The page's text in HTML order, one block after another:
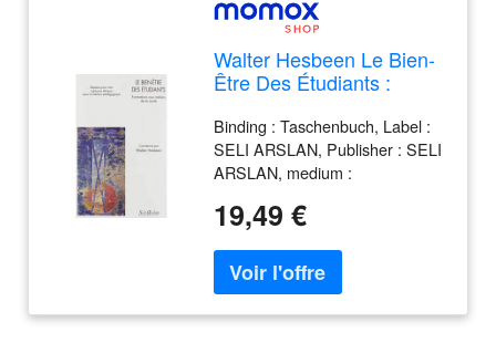
Walter Hesbeen Le Bien-
Être Des Étudiants :
De La Santé : Repères
Pour Une Vigilance
Éthique Dans La Relation
Pédagogique
Binding : Taschenbuch, Label :
SELI ARSLAN, Publisher : SELI
ARSLAN, medium :
206, publicationDate : 2019-11-
ISBN : 284276255X
19,49 €